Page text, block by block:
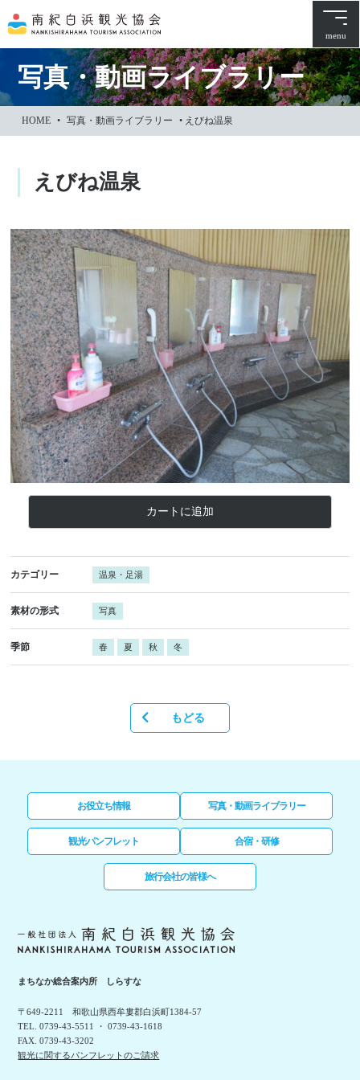
文
に
ッ
menu
写真・動画ライブラリー
HOME • 写真・動画ライブラリー • えびね温泉
えびね温泉
カートに追加
カテゴリー 温泉・足湯
素材の形式 写真
季節 春 夏 秋 冬
もどる
お役立ち情報 写真・動画ライブラリー
観光パンフレット 合宿・研修
旅行会社の皆様へ
まちなか総合案内所 しらすな
〒649-2211 和歌山県西牟婁郡白浜町1384-57
TEL. 0739-43-5511 ・ 0739-43-1618
FAX. 0739-43-3202
観光に関するパンフレットのご請求